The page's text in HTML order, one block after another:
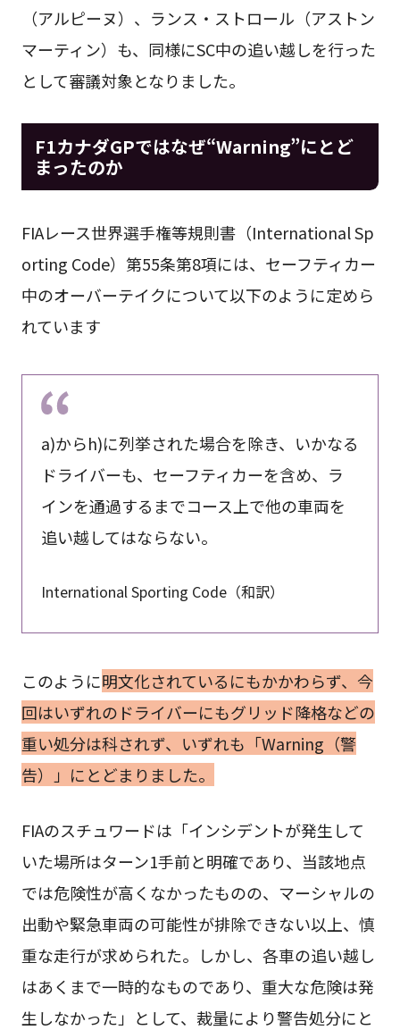
（アルピーヌ）、ランス・ストロール（アストン
マーティン）も、同様にSC中の追い越しを行った
として審議対象となりました。
F1カナダGPではなぜ“Warning”にとど
まったのか
FIAレース世界選手権等規則書（International Sp
orting Code）第55条第8項には、セーフティカー
中のオーバーテイクについて以下のように定めら
れています
a)からh)に列挙された場合を除き、いかなる
ドライバーも、セーフティカーを含め、ラ
インを通過するまでコース上で他の車両を
追い越してはならない。
International Sporting Code（和訳）
このように明文化されているにもかかわらず、今
回はいずれのドライバーにもグリッド降格などの
重い処分は科されず、いずれも「Warning（警
告）」にとどまりました。
FIAのスチュワードは「インシデントが発生して
いた場所はターン1手前と明確であり、当該地点
では危険性が高くなかったものの、マーシャルの
出動や緊急車両の可能性が排除できない以上、慎
重な走行が求められた。しかし、各車の追い越し
はあくまで一時的なものであり、重大な危険は発
生しなかった」として、裁量により警告処分にと